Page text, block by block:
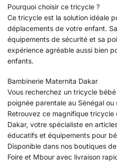
Pourquoi choisir ce tricycle ?
Ce tricycle est la solution idéale
déplacements de votre enfant.
équipements de sécurité et sa
expérience agréable aussi bien
enfants.
Bambinerie Maternita Dakar
Vous recherchez un tricycle
poignée parentale au Sénégal
Retrouvez ce magnifique tricycle
Dakar, votre spécialiste en
éducatifs et équipements pour
Disponible dans nos boutiques
Foire et Mbour avec livraison